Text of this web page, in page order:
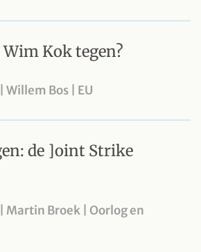
Kok tegen?
Bos | EU
de ]oint Strike
Broek | Oorlog en